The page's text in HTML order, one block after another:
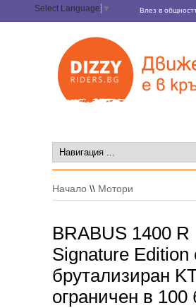
Select Language ▼ Влез в
Начало \\ Мотори
BRABUS 1400 R
Signature Edition
брутализиран
ограничен в 100